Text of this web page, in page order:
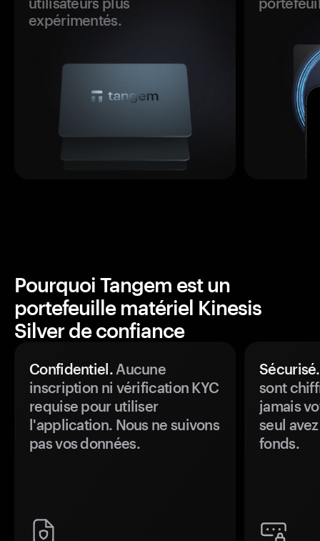
expérimentés.
Pourquoi Tangem est un
portefeuille matériel Kinesis
Silver de confiance
Confidentiel.Aucune
inscription ni vérification KYC
requise pour utiliser
l'application. Nous ne suivons
pas vos données.
Sécurisé.
sont
jamais
seul
fonds.